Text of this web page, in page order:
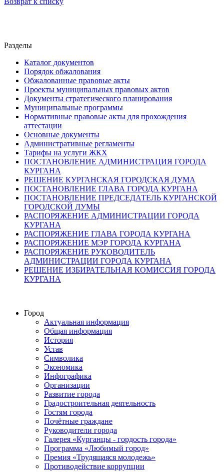
Разделы
Каталог документов
Порядок обжалования
Обжалованные правовые акты
Проекты муниципальных правовых актов
Документы стратегического планирования
Муниципальные программы
Нормативные правовые акты для прохождения
аттестации
Основные документы
Административные регламенты
Тарифы на услуги ЖКХ
ПОСТАНОВЛЕНИЕ АДМИНИСТРАЦИЯ ГОРОДА
КУРГАНА
РЕШЕНИЕ КУРГАНСКАЯ ГОРОДСКАЯ ДУМА
ПОСТАНОВЛЕНИЕ ГЛАВА ГОРОДА КУРГАНА
ПОСТАНОВЛЕНИЕ ПРЕДСЕДАТЕЛЬ КУРГАНСКОЙ
ГОРОДСКОЙ ДУМЫ
РАСПОРЯЖЕНИЕ АДМИНИСТРАЦИИ ГОРОДА
КУРГАНА
РАСПОРЯЖЕНИЕ ГЛАВА ГОРОДА КУРГАНА
РАСПОРЯЖЕНИЕ МЭР ГОРОДА КУРГАНА
РАСПОРЯЖЕНИЕ РУКОВОДИТЕЛЬ
АДМИНИСТРАЦИИ ГОРОДА КУРГАНА
РЕШЕНИЕ ИЗБИРАТЕЛЬНАЯ КОМИССИЯ ГОРОДА
КУРГАНА
Город
Актуальная информация
Общая информация
История
Устав
Символика
Экономика
Инфографика
Организации
Развитие города
Градостроительная деятельность
Гостям города
Почётные граждане
Руководители города
Галерея «Курганцы - гордость города»
Программа «Любимый город»
Премия «Трудящаяся молодежь»
Противодействие коррупции